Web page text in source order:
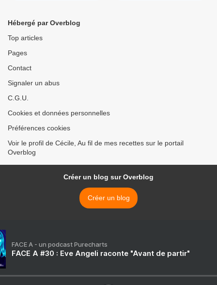
Hébergé par Overblog
Top articles
Pages
Contact
Signaler un abus
C.G.U.
Cookies et données personnelles
Préférences cookies
Voir le profil de Cécile, Au fil de mes recettes sur le portail
Overblog
Créer un blog sur Overblog
Créer un blog
FACE A - un podcast Purecharts
FACE A #30 : Eve Angeli raconte "Avant de partir"